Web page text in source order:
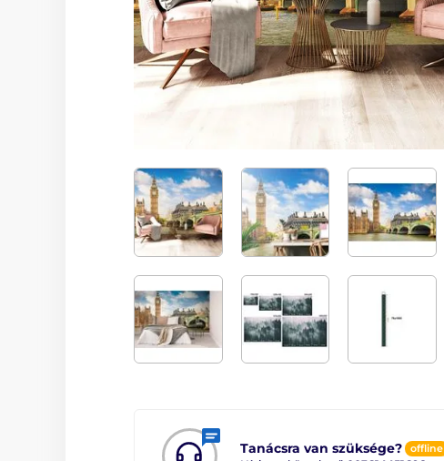
Tanácsra van szüksége? offline